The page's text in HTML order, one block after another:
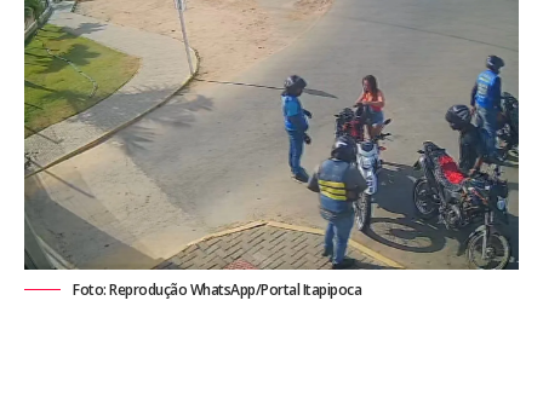
Foto: Reprodução WhatsApp/Portal Itapipoca